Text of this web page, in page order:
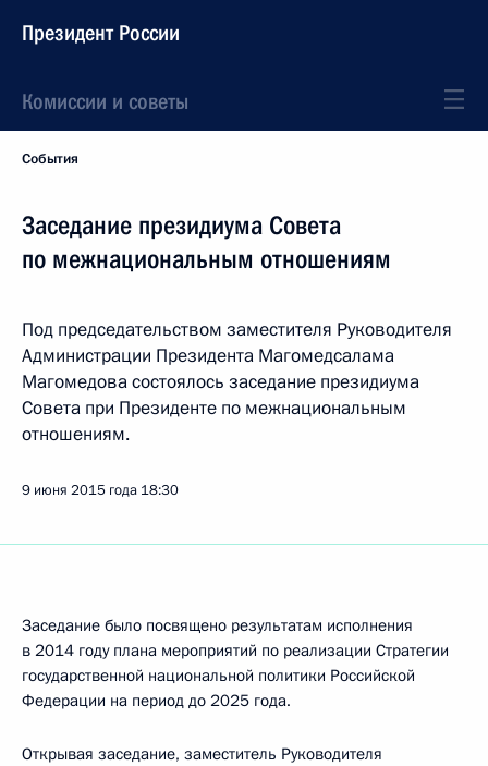
Президент России
Комиссии и советы
События
Заседание президиума Совета
по межнациональным отношениям
Под председательством заместителя Руководителя
Администрации Президента Магомедсалама
Магомедова состоялось заседание президиума
Совета при Президенте по межнациональным
отношениям.
9 июня 2015 года 18:30
Заседание было посвящено результатам исполнения
в 2014 году плана мероприятий по реализации Стратегии
государственной национальной политики Российской
Федерации на период до 2025 года.
Открывая заседание, заместитель Руководителя